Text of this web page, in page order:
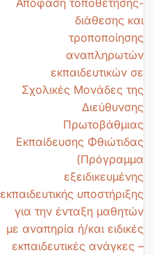
Απόφαση τοποθέτησης-
διάθεσης και
τροποποίησης
αναπληρωτών
εκπαιδευτικών σε
Σχολικές Μονάδες της
Διεύθυνσης
Πρωτοβάθμιας
Εκπαίδευσης Φθιώτιδας
(Πρόγραμμα
εξειδικευμένης
εκπαιδευτικής υποστήριξης
για την ένταξη μαθητών
με αναπηρία ή/και ειδικές
εκπαιδευτικές ανάγκες –